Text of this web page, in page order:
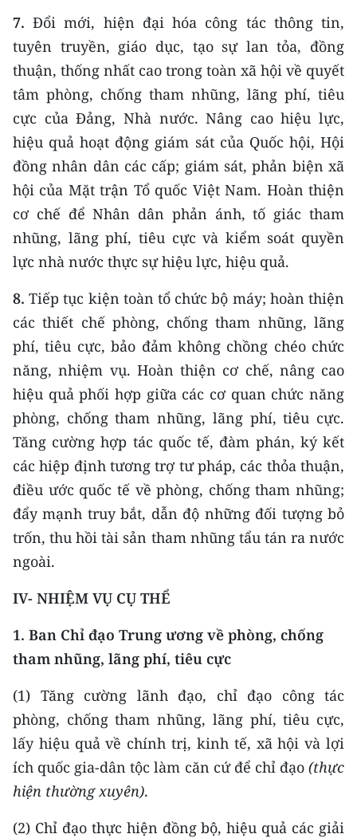
7. Đổi mới, hiện đại hóa công tác thông tin,
tuyên truyền, giáo dục, tạo sự lan tỏa, đồng
thuận, thống nhất cao trong toàn xã hội về quyết
tâm phòng, chống tham nhũng, lãng phí, tiêu
cực của Đảng, Nhà nước. Nâng cao hiệu lực,
hiệu quả hoạt động giám sát của Quốc hội, Hội
đồng nhân dân các cấp; giám sát, phản biện xã
hội của Mặt trận Tổ quốc Việt Nam. Hoàn thiện
cơ chế để Nhân dân phản ánh, tố giác tham
nhũng, lãng phí, tiêu cực và kiểm soát quyền
lực nhà nước thực sự hiệu lực, hiệu quả.
8.Tiếp tục kiện toàn tổ chức bộ máy; hoàn thiện
các thiết chế phòng, chống tham nhũng, lãng
phí, tiêu cực, bảo đảm không chồng chéo chức
năng, nhiệm vụ. Hoàn thiện cơ chế, nâng cao
hiệu quả phối hợp giữa các cơ quan chức năng
phòng, chống tham nhũng, lãng phí, tiêu cực.
Tăng cường hợp tác quốc tế, đàm phán, ký kết
các hiệp định tương trợ tư pháp, các thỏa thuận,
điều ước quốc tế về phòng, chống tham nhũng;
đẩy mạnh truy bắt, dẫn độ những đối tượng bỏ
trốn, thu hồi tài sản tham nhũng tẩu tán ra nước
ngoài.
IV- NHIỆM VỤ CỤ THỂ
1. Ban Chỉ đạo Trung ương về phòng, chống
tham nhũng, lãng phí, tiêu cực
(1) Tăng cường lãnh đạo, chỉ đạo công tác
phòng, chống tham nhũng, lãng phí, tiêu cực,
lấy hiệu quả về chính trị, kinh tế, xã hội và lợi
ích quốc gia-dân tộc làm căn cứ để chỉ đạo (thực
hiện thường xuyên).
(2) Chỉ đạo thực hiện đồng bộ, hiệu quả các giải